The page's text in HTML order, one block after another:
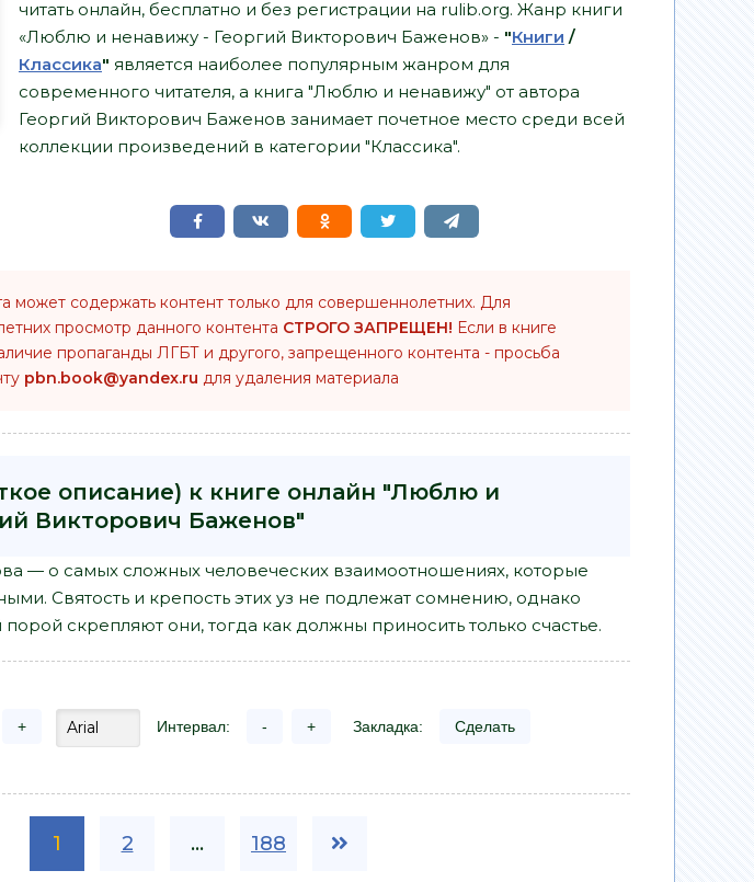
читать онлайн, бесплатно и без регистрации на rulib.org. Жанр книги
«Люблю и ненавижу - Георгий Викторович Баженов» - "Книги /
Классика" является наиболее популярным жанром для
современного читателя, а книга "Люблю и ненавижу" от автора
Георгий Викторович Баженов занимает почетное место среди всей
коллекции произведений в категории "Классика".
может содержать контент только для совершеннолетних. Для
просмотр данного контента СТРОГО ЗАПРЕЩЕН! Если в книге
пропаганды ЛГБТ и другого, запрещенного контента - просьба
pbn.book@yandex.ru для удаления материала
описание) к книге онлайн "Люблю и
Викторович Баженов"
— о самых сложных человеческих взаимоотношениях, которые
Святость и крепость этих уз не подлежат сомнению, однако
скрепляют они, тогда как должны приносить только счастье.
+ Интервал: - + Закладка: Сделать
1 2 ... 188